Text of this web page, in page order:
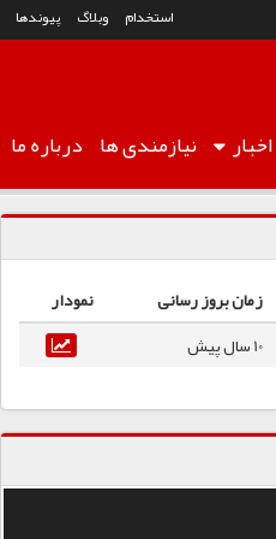
استخدام وبلاگ پیوندها
اخبار نیازمندی ها درباره ما
زمان بروز رسانی
نمودار
10 سال پیش